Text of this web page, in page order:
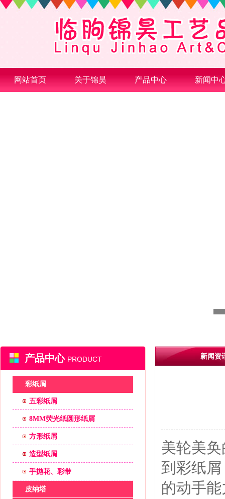
网站首页 关于锦昊 产品中心 新闻中
产品中心 PRODUCT
彩纸屑
五彩纸屑
8MM荧光纸圆形纸屑
方形纸屑
造型纸屑
手抛花、彩带
皮纳塔
新闻资
美轮美奂
到彩纸
的动手